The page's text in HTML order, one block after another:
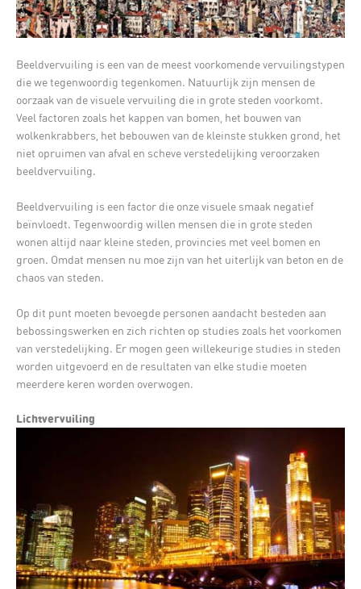
Beeldvervuiling is een van de meest voorkomende vervuilingstypen
die we tegenwoordig tegenkomen. Natuurlijk zijn mensen de
oorzaak van de visuele vervuiling die in grote steden voorkomt.
Veel factoren zoals het kappen van bomen, het bouwen van
wolkenkrabbers, het bebouwen van de kleinste stukken grond, het
niet opruimen van afval en scheve verstedelijking veroorzaken
beeldvervuiling.
Beeldvervuiling is een factor die onze visuele smaak negatief
beïnvloedt. Tegenwoordig willen mensen die in grote steden
wonen altijd naar kleine steden, provincies met veel bomen en
groen. Omdat mensen nu moe zijn van het uiterlijk van beton en de
chaos van steden.
Op dit punt moeten bevoegde personen aandacht besteden aan
bebossingswerken en zich richten op studies zoals het voorkomen
van verstedelijking. Er mogen geen willekeurige studies in steden
worden uitgevoerd en de resultaten van elke studie moeten
meerdere keren worden overwogen.
Lichtvervuiling